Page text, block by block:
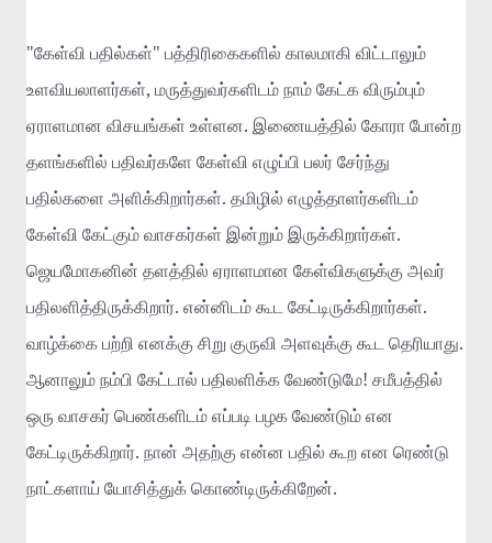
"கேள்வி பதில்கள்" பத்திரிகைகளில் காலமாகி விட்டாலும்
உளவியலாளர்கள், மருத்துவர்களிடம் நாம் கேட்க விரும்பும்
ஏராளமான விசயங்கள் உள்ளன. இணையத்தில் கோரா போன்ற
தளங்களில் பதிவர்களே கேள்வி எழுப்பி பலர் சேர்ந்து
பதில்களை அளிக்கிறார்கள். தமிழில் எழுத்தாளர்களிடம்
கேள்வி கேட்கும் வாசகர்கள் இன்றும் இருக்கிறார்கள்.
ஜெயமோகனின் தளத்தில் ஏராளமான கேள்விகளுக்கு அவர்
பதிலளித்திருக்கிறார். என்னிடம் கூட கேட்டிருக்கிறார்கள்.
வாழ்க்கை பற்றி எனக்கு சிறு குருவி அளவுக்கு கூட தெரியாது.
ஆனாலும் நம்பி கேட்டால் பதிலளிக்க வேண்டுமே! சமீபத்தில்
ஒரு வாசகர் பெண்களிடம் எப்படி பழக வேண்டும் என
கேட்டிருக்கிறார். நான் அதற்கு என்ன பதில் கூற என ரெண்டு
நாட்களாய் யோசித்துக் கொண்டிருக்கிறேன்.